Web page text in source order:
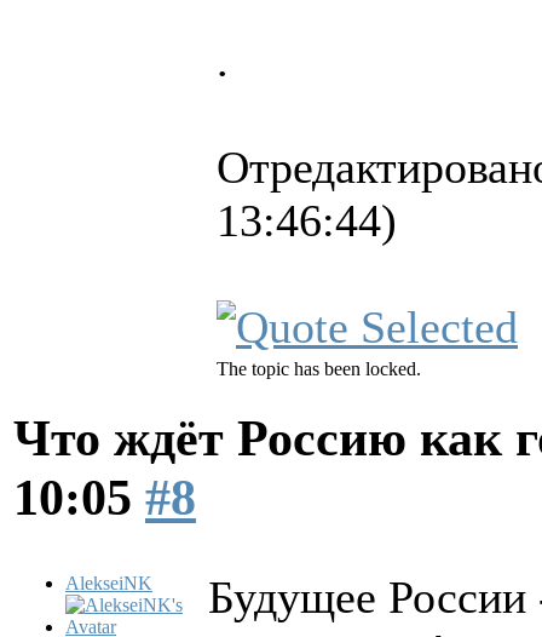
.
13:46:44)
The topic has been locked.
Что ждёт Россию как
10:05 #8
AlekseiNK
Будущее России